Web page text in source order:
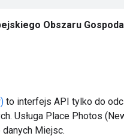
Obszaru
to interfejs API tylko do
Usługa Place Photos
Miejsc.